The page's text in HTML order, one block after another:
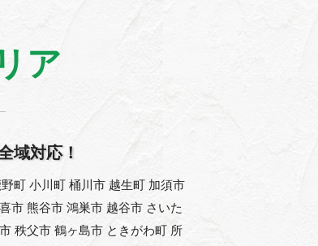
ア
域対応！
町 小川町 桶川市 越生町 加須市
市 熊谷市 鴻巣市 越谷市 さいた
秩父市 鶴ヶ島市 ときがわ町 所